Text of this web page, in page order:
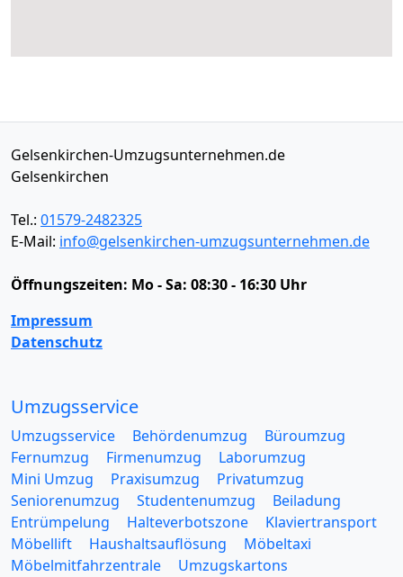
Gelsenkirchen-Umzugsunternehmen.de
Gelsenkirchen
Tel.: 01579-2482325
E-Mail: info@gelsenkirchen-umzugsunternehmen.de
Öffnungszeiten: Mo - Sa: 08:30 - 16:30 Uhr
Impressum
Datenschutz
Umzugsservice
Umzugsservice Behördenumzug
Büroumzug
Fernumzug
Firmenumzug
Laborumzug
Mini Umzug
Praxisumzug
Privatumzug
Seniorenumzug
Studentenumzug
Beiladung
Entrümpelung
Halteverbotszone
Klaviertransport
Möbellift
Haushaltsauflösung
Möbeltaxi
Möbelmitfahrzentrale
Umzugskartons